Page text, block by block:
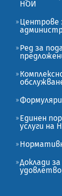
НОИ
Центрове
Ред за
Формуляри
Единен
услуги на
Доклади за